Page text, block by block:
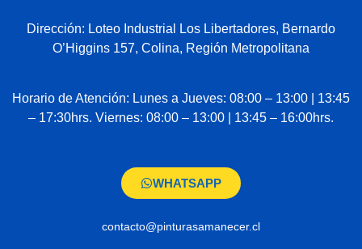
Dirección: Loteo Industrial Los Libertadores, Bernardo
O’Higgins 157, Colina, Región Metropolitana
Horario de Atención: Lunes a Jueves: 08:00 – 13:00 | 13:45
– 17:30hrs. Viernes: 08:00 – 13:00 | 13:45 – 16:00hrs.
WHATSAPP
contacto@pinturasamanecer.cl